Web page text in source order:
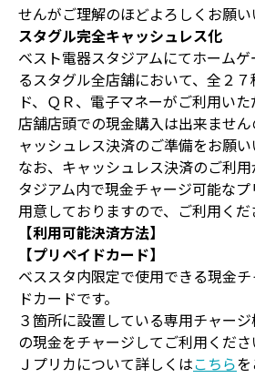
せんがご理解のほどよろしくお願い
スタグル完全キャッシュレス化
ベスト電器スタジアムにてホーム
るスタグル全店舗において、全２
ド、ＱＲ、電子マネーがご利用い
店舗店頭での現金購入は出来ませ
ャッシュレス決済のご準備をお願い
なお、キャッシュレス決済のご利
タジアム内で現金チャージ可能な
用意しておりますので、ご利用くだ
【利用可能決済方法】
【プリペイドカード】
ベススタ内限定で使用できる現金
ドカードです。
３箇所に設置している専用チャー
の現金をチャージしてご利用くださ
Ｊプリカについて詳しくはこちらを